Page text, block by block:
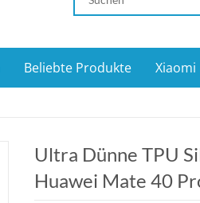
Beliebte Produkte Xiaomi
Ultra Dünne TPU
Huawei Mate 40